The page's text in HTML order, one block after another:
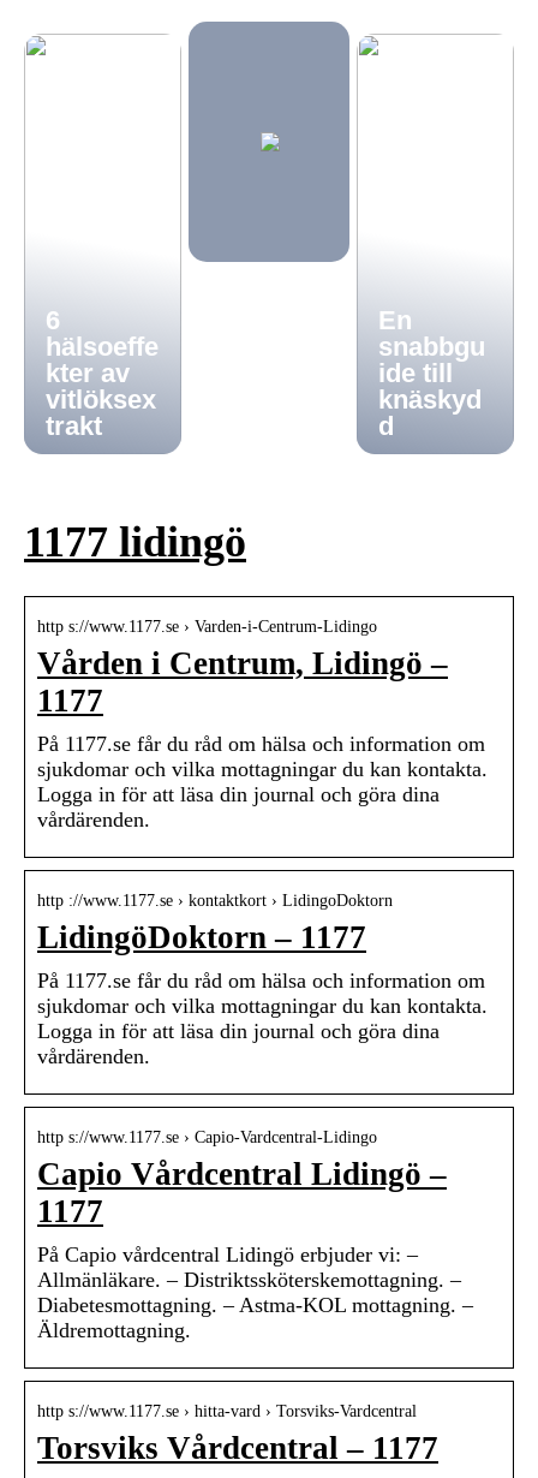
6
hälsoeffe
kter av
vitlöksex
trakt
En
snabbgu
ide till
knäskyd
d
1177 lidingö
http s://www.1177.se › Varden-i-Centrum-Lidingo
Vården i Centrum, Lidingö –
1177
På 1177.se får du råd om hälsa och information om
sjukdomar och vilka mottagningar du kan kontakta.
Logga in för att läsa din journal och göra dina
vårdärenden.
http ://www.1177.se › kontaktkort › LidingoDoktorn
LidingöDoktorn – 1177
På 1177.se får du råd om hälsa och information om
sjukdomar och vilka mottagningar du kan kontakta.
Logga in för att läsa din journal och göra dina
vårdärenden.
http s://www.1177.se › Capio-Vardcentral-Lidingo
Capio Vårdcentral Lidingö –
1177
På Capio vårdcentral Lidingö erbjuder vi: –
Allmänläkare. – Distriktssköterskemottagning. –
Diabetesmottagning. – Astma-KOL mottagning. –
Äldremottagning.
http s://www.1177.se › hitta-vard › Torsviks-Vardcentral
Torsviks Vårdcentral – 1177